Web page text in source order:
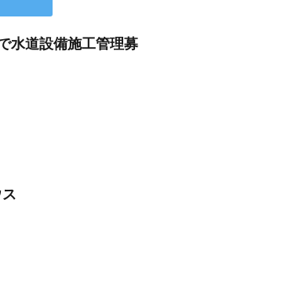
水道設備施工管理募